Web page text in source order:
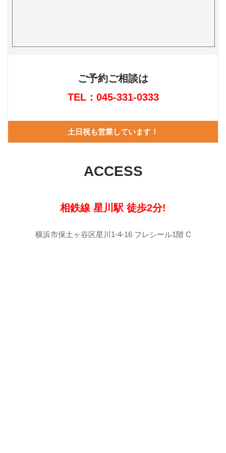
ご予約ご相談は
TEL：045-331-0333
土日祝も営業しています！
ACCESS
相鉄線 星川駅 徒歩2分!
横浜市保土ヶ谷区星川1-4-16 フレシール1階 C